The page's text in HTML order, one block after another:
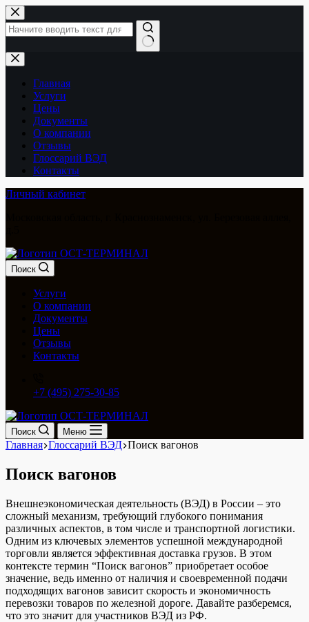
Перейти
к
сути
Ничего
не
найденоГлавная
Услуги
Цены
Документы
О компании
Отзывы
Глоссарий ВЭД
Контакты
Личный кабинет
Поиск
Услуги
О компании
Документы
Цены
Отзывы
Контакты
+7 (495) 275-30-85
Поиск Меню
Главная Глоссарий ВЭД Поиск вагонов
Поиск вагонов
Внешнеэкономическая деятельность (ВЭД) в России – это
сложный механизм, требующий глубокого понимания
различных аспектов, в том числе и транспортной логистики.
Одним из ключевых элементов успешной международной
торговли является эффективная доставка грузов. В этом
контексте термин “Поиск вагонов” приобретает особое
значение, ведь именно от наличия и своевременной подачи
подходящих вагонов зависит скорость и экономичность
перевозки товаров по железной дороге. Давайте разберемся,
что это значит для участников ВЭД из РФ.